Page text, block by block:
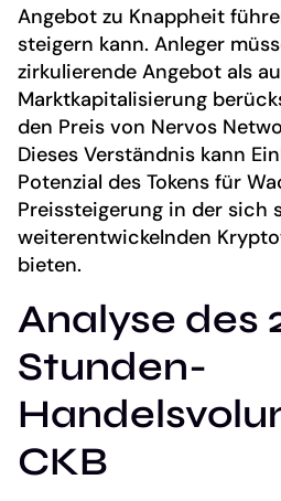
Angebot zu Knappheit
steigern kann. Anleger
zirkulierende Angebot als
Marktkapitalisierung
den Preis von Nervos
Dieses Verständnis kann
Potenzial des Tokens für
Preissteigerung in der sich
weiterentwickelnden
bieten.
Analyse des
Stunden-
CKB